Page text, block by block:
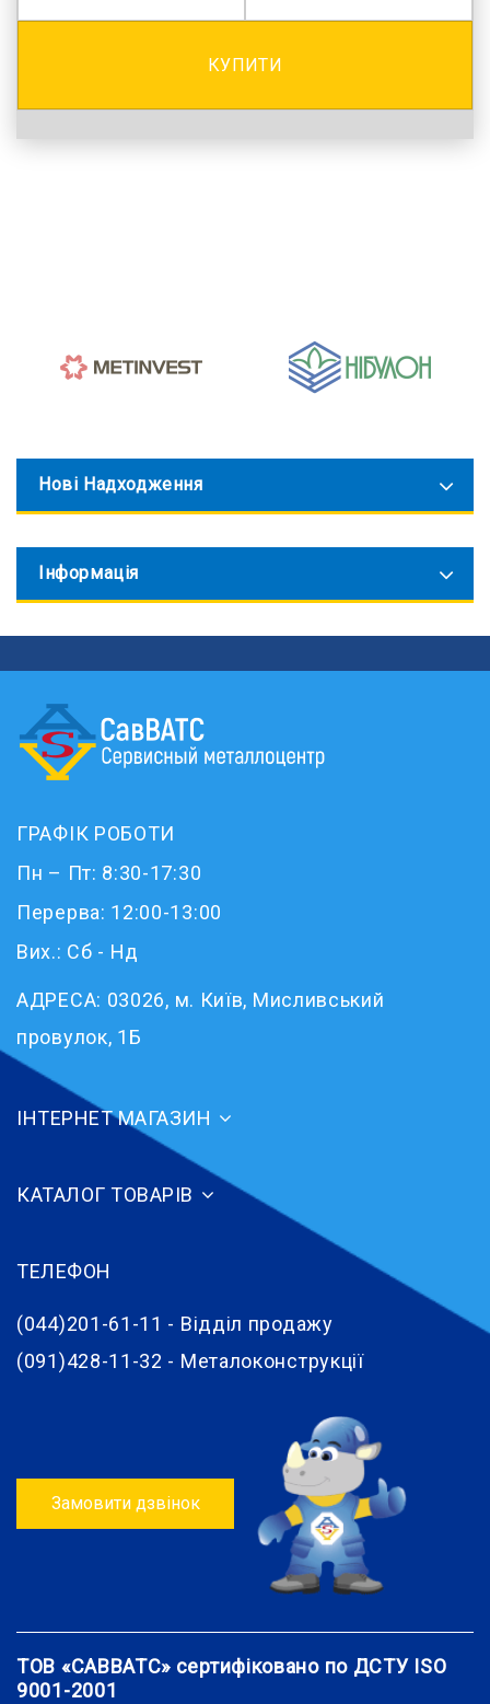
КУПИТИ
Нові Надходження
Інформація
ГРАФІК РОБОТИ
Пн – Пт: 8:30-17:30
Перерва: 12:00-13:00
Вих.: Сб - Нд
АДРЕСА: 03026, м. Київ, Мисливський
провулок, 1Б
ІНТЕРНЕТ МАГАЗИН
КАТАЛОГ ТОВАРІВ
ТЕЛЕФОН
(044)201-61-11 - Відділ продажу
(091)428-11-32 - Металоконструкції
Замовити дзвінок
ТОВ «САВВАТС» сертифіковано по ДСТУ ISO
9001-2001